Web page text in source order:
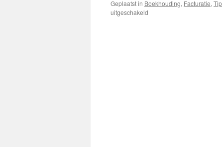
Geplaatst in Boekhouding, Facturatie, Tip
uitgeschakeld